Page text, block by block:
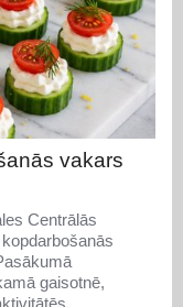
vakars
Centrālās
gaisotnē,